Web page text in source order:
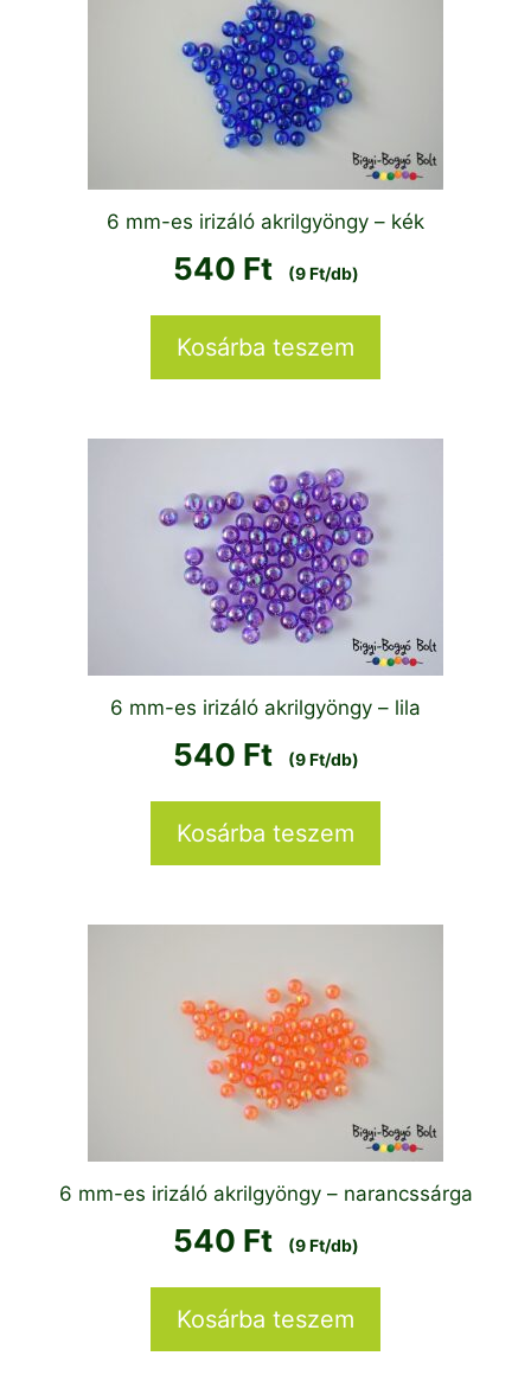
6 mm-es irizáló akrilgyöngy – kék
540 Ft (9 Ft/db)
Kosárba teszem
6 mm-es irizáló akrilgyöngy – lila
540 Ft (9 Ft/db)
Kosárba teszem
6 mm-es irizáló akrilgyöngy – narancssárga
540 Ft (9 Ft/db)
Kosárba teszem